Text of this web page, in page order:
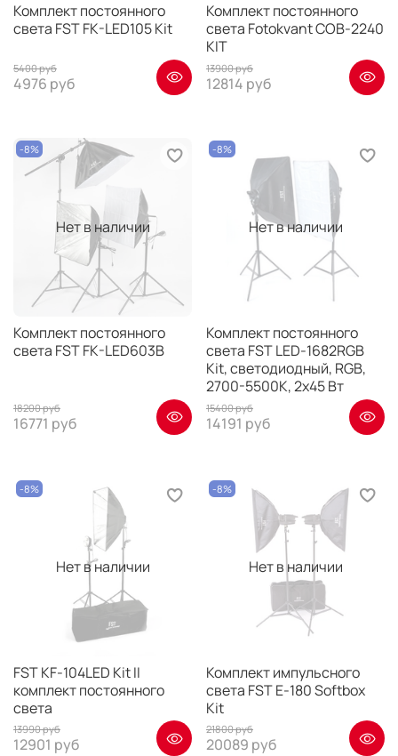
Комплект постоянного
света FST FK-LED105 Kit
5400 руб
4976 руб
Комплект постоянного
света Fotokvant COB-2240
KIT
13900 руб
12814 руб
Нет в наличии
-8%
Комплект постоянного
света FST FK-LED603B
18200 руб
16771 руб
Нет в наличии
-8%
Комплект постоянного
света FST LED-1682RGB
Kit, светодиодный, RGB,
2700-5500К, 2х45 Вт
15400 руб
14191 руб
Нет в наличии
-8%
FST KF-104LED Kit II
комплект постоянного
света
13990 руб
12901 руб
Нет в наличии
-8%
Комплект импульсного
света FST E-180 Softbox
Kit
21800 руб
20089 руб